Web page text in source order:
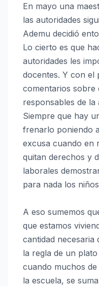
En mayo una
las autoridades
Ademu decidió
Lo cierto es que
autoridades les
docentes. Y con el
comentarios sobre
responsables de la
Siempre que hay
frenarlo poniendo
excusa cuando en
quitan derechos y
laborales
para nada los
A eso sumemos
que estamos
cantidad necesaria
la regla de un
cuando muchos
la escuela, se